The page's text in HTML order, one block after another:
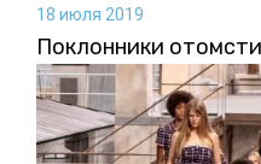
18 июля 2019
Поклонники